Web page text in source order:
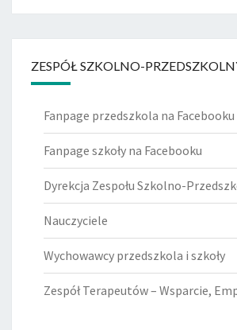
ZESPÓŁ SZKOLNO-
Fanpage przedszkola na Facebooku
Fanpage szkoły na Facebooku
Dyrekcja Zespołu Szkolno-
Nauczyciele
Wychowawcy przedszkola i szkoły
Zespół Terapeutów – Wsparcie,